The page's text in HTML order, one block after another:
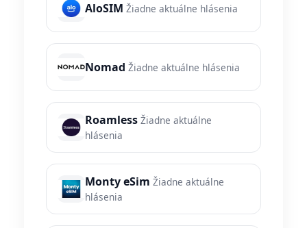
AloSIM Žiadne aktuálne hlásenia
Nomad Žiadne aktuálne hlásenia
Roamless Žiadne aktuálne
hlásenia
Monty eSim Žiadne aktuálne
hlásenia